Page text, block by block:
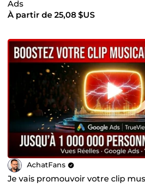
Ads
À partir de 25,08 $US
AchatFans
Je vais promouvoir votre clip